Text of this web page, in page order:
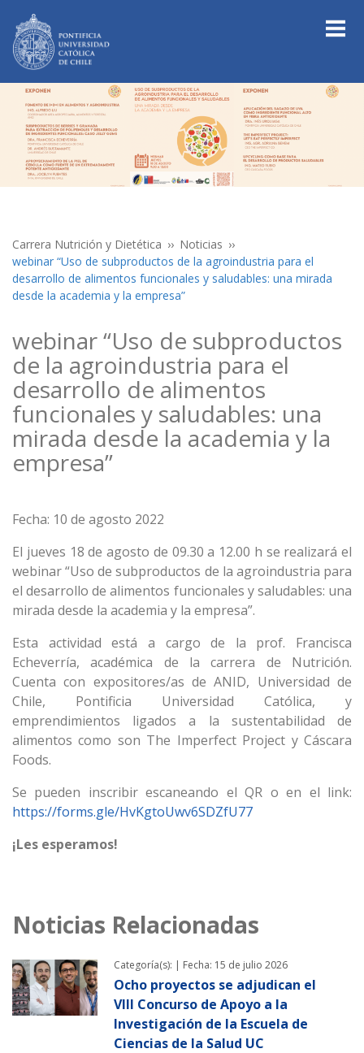
Carrera Nutrición y Dietética
Noticias
webinar “Uso de subproductos de la agroindustria para el
desarrollo de alimentos funcionales y saludables: una mirada
desde la academia y la empresa”
webinar “Uso de subproductos
de la agroindustria para el
desarrollo de alimentos
funcionales y saludables: una
mirada desde la academia y la
empresa”
Fecha: 10 de agosto 2022
El jueves 18 de agosto de 09.30 a 12.00 h se realizará el
webinar “Uso de subproductos de la agroindustria para
el desarrollo de alimentos funcionales y saludables: una
mirada desde la academia y la empresa”.
Esta actividad está a cargo de la prof. Francisca
Echeverría, académica de la carrera de Nutrición.
Cuenta con expositores/as de ANID, Universidad de
Chile, Pontificia Universidad Católica, y
emprendimientos ligados a la sustentabilidad de
alimentos como son The Imperfect Project y Cáscara
Foods.
Se pueden inscribir escaneando el QR o en el link:
https://forms.gle/HvKgtoUwv6SDZfU77
¡Les esperamos!
Noticias Relacionadas
Categoría(s): | Fecha: 15 de julio 2026
Ocho proyectos se adjudican el
VIII Concurso de Apoyo a la
Investigación de la Escuela de
Ciencias de la Salud UC